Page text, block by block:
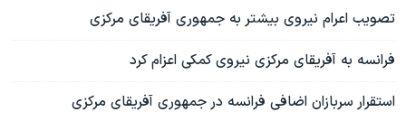
تصویب اعرام نیروی بیشتر به جمهوری آفریقای مرکزی
فرانسه به آفریقای مرکزی نیروی کمکی اعزام کرد
استقرار سربازان اضافی فرانسه در جمهوری آفریقای مرکزی